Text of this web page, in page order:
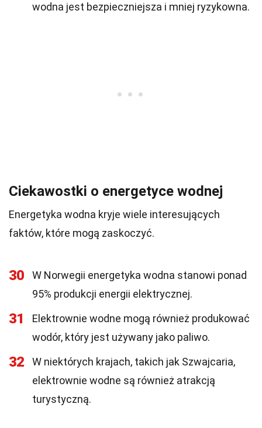
wodna jest bezpieczniejsza i mniej ryzykowna.
Ciekawostki o energetyce wodnej
Energetyka wodna kryje wiele interesujących
faktów, które mogą zaskoczyć.
30
W Norwegii energetyka wodna stanowi ponad
95% produkcji energii elektrycznej.
31
Elektrownie wodne mogą również produkować
wodór, który jest używany jako paliwo.
32
W niektórych krajach, takich jak Szwajcaria,
elektrownie wodne są również atrakcją
turystyczną.